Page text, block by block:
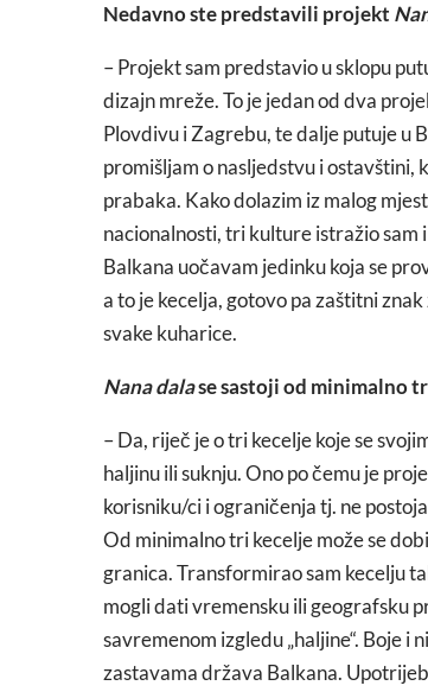
Nedavno ste predstavili projekt
– Projekt sam predstavio u sklopu
dizajn mreže. To je jedan od dva
Plovdivu i Zagrebu, te dalje putuje u
promišljam o nasljedstvu i ostavštini,
prabaka. Kako dolazim iz malog
nacionalnosti, tri kulture istražio sam
Balkana uočavam jedinku koja se
a to je kecelja, gotovo pa zaštitni
svake kuharice.
Nana dalase sastoji od minimalno
– Da, riječ je o tri kecelje koje se
haljinu ili suknju. Ono po čemu je
korisniku/ci i ograničenja tj. ne
Od minimalno tri kecelje može se
granica. Transformirao sam kecelju
mogli dati vremensku ili geografsku
savremenom izgledu „haljine“. Boje i
zastavama država Balkana.